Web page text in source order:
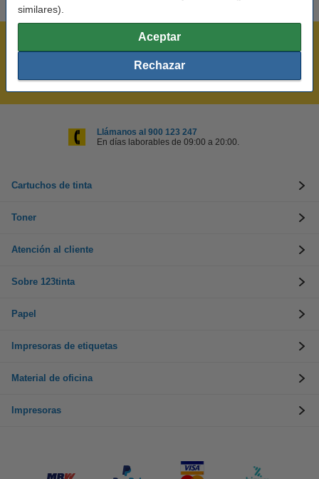
similares).
Aceptar
Rechazar
Mejor Precio Garantizado
Llámanos al 900 123 247
En días laborables de 09:00 a 20:00.
Cartuchos de tinta
Toner
Atención al cliente
Sobre 123tinta
Papel
Impresoras de etiquetas
Material de oficina
Impresoras